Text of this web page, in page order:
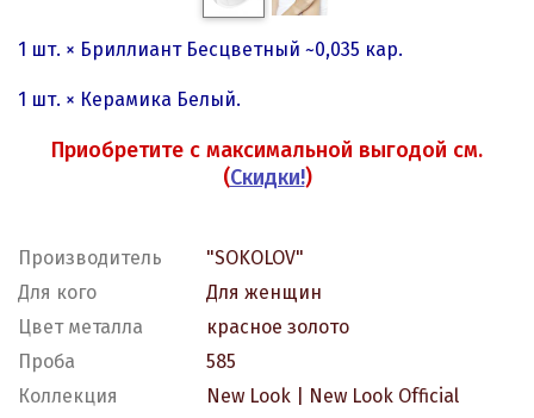
1 шт. × Бриллиант Бесцветный ~0,035 кар.
1 шт. × Керамика Белый.
Приобретите с максимальной выгодой см.
(Скидки!)
Производитель
"SOKOLOV"
Для кого
Для женщин
Цвет металла
красное золото
Проба
585
Коллекция
New Look | New Look Official